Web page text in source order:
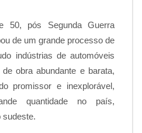
50, pós Segunda Guerra
de um grande processo de
indústrias de automóveis
obra abundante e barata,
promissor e inexplorável,
quantidade no país,
sudeste.